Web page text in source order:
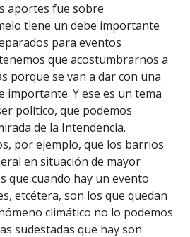
aportes fue sobre
tiene un debe importante
para eventos
que acostumbrarnos a
porque se van a dar con una
importante. Y ese es un tema
político, que podemos
de la Intendencia.
por ejemplo, que los barrios
en situación de mayor
que cuando hay un evento
etcétera, son los que quedan
climático no lo podemos
sudestadas que hay son